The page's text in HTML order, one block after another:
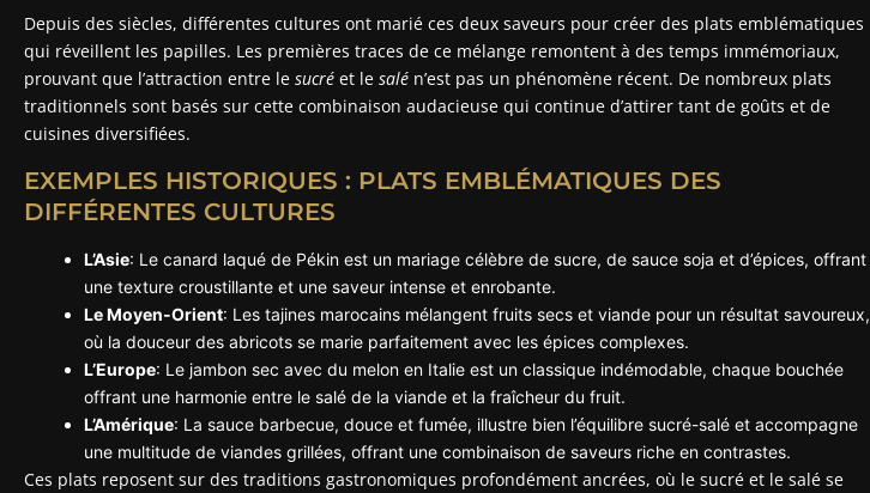
Depuis des siècles, différentes cultures ont marié ces deux saveurs pour créer des plats emblématiques
qui réveillent les papilles. Les premières traces de ce mélange remontent à des temps immémoriaux,
prouvant que l’attraction entre le sucré et le salé n’est pas un phénomène récent. De nombreux plats
traditionnels sont basés sur cette combinaison audacieuse qui continue d’attirer tant de goûts et de
cuisines diversifiées.
EXEMPLES HISTORIQUES : PLATS EMBLÉMATIQUES DES
DIFFÉRENTES CULTURES
L’Asie: Le canard laqué de Pékin est un mariage célèbre de sucre, de sauce soja et d’épices, offrant
une texture croustillante et une saveur intense et enrobante.
Le Moyen-Orient: Les tajines marocains mélangent fruits secs et viande pour un résultat savoureux,
où la douceur des abricots se marie parfaitement avec les épices complexes.
L’Europe: Le jambon sec avec du melon en Italie est un classique indémodable, chaque bouchée
offrant une harmonie entre le salé de la viande et la fraîcheur du fruit.
L’Amérique: La sauce barbecue, douce et fumée, illustre bien l’équilibre sucré-salé et accompagne
une multitude de viandes grillées, offrant une combinaison de saveurs riche en contrastes.
Ces plats reposent sur des traditions gastronomiques profondément ancrées, où le sucré et le salé se